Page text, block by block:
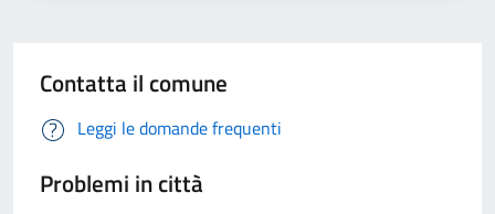
Contatta il comune
Leggi le domande frequenti
Problemi in città